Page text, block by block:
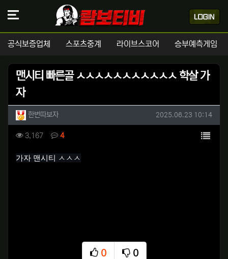
공식보증업체 스포츠중계 라이브스코어 승부예측게임
맨시티 빠른골 ㅅㅅㅅㅅㅅㅅㅅㅅㅅㅅㅅ 학살 가
자
작성자 정보
한번따보자작성 작성일
2025.06.23 10:14
컨텐츠 정보
3,167조회 4댓글 목록
본문
가자 맨시티 ㅅㅅㅅ
0
0